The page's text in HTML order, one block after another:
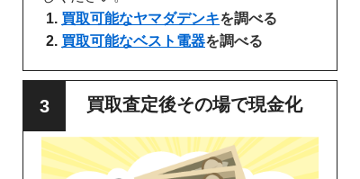
買取可能なヤマダデンキを調べる
買取可能なベスト電器を調べる
買取査定後その場で現金化